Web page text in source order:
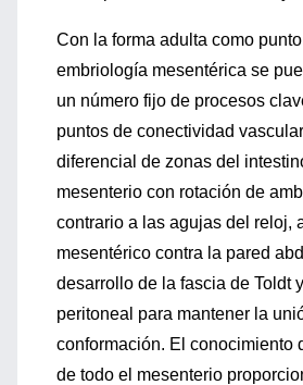
Con la forma adulta como
embriología mesentérica se
un número fijo de procesos
puntos de conectividad
diferencial de zonas del
mesenterio con rotación de
contrario a las agujas del reloj,
mesentérico contra la pared
desarrollo de la fascia de Toldt
peritoneal para mantener la
conformación. El conocimiento
de todo el mesenterio